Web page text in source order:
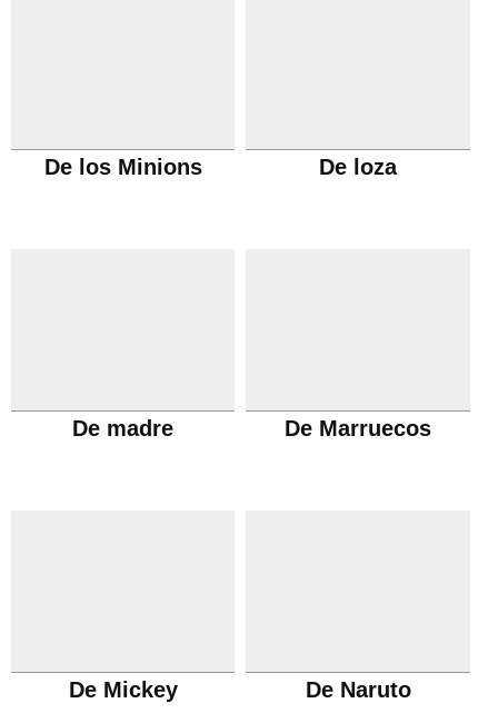
De los Minions De loza
De madre De Marruecos
De Mickey De Naruto